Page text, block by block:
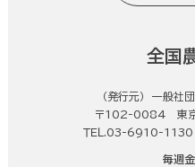
全国
（発行元） 一般社
〒102-0084 東京
ＴＥＬ.03-6910-
毎週